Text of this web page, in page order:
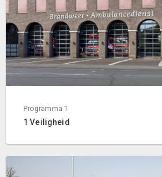
Programma 1
1 Veiligheid